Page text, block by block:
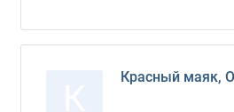
Красный маяк,